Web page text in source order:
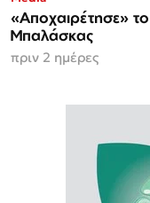
«Αποχαιρέτησε»
Μπαλάσκας
πριν 2 ημέρες